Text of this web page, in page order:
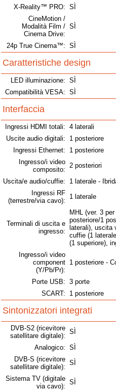
X-Reality™ PRO: SÌ
CineMotion /
Modalità Film /
Cinema Drive:
SÌ
24p True Cinema™: SÌ
Caratteristiche design
LED illuminazione: SÌ
Compatibilità VESA: SÌ
Interfaccia
Ingressi HDMI totali: 4 laterali
Uscite audio digitali:
1 posteriore
Ingressi Ethernet:
1 posteriore
Ingresso/i video
composito:
2 posteriori
Uscita/e audio/cuffie:
1 laterale -
Ingressi RF
(terrestre/via cavo):
1 laterale
Terminali di uscita e
ingresso:
MHL (ver. 3
posteriore/1
laterali), uscita
cuffie (1
(1 superiore),
Ingresso/i video
component
(Y/Pb/Pr):
1 posteriore -
Porte USB: 3 porte
SCART:
1 posteriore
Sintonizzatori integrati
DVB-S2 (ricevitore
satellitare digitale):
SÌ
Analogico: SÌ
DVB-S (ricevitore
satellitare digitale):
SÌ
Sistema TV (digitale
via cavo):
SÌ